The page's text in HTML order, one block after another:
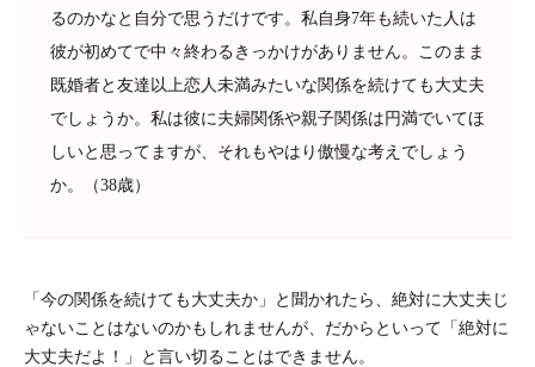
るのかなと自分で思うだけです。私自身7年も続いた人は
彼が初めてで中々終わるきっかけがありません。このまま
既婚者と友達以上恋人未満みたいな関係を続けても大丈夫
でしょうか。私は彼に夫婦関係や親子関係は円満でいてほ
しいと思ってますが、それもやはり傲慢な考えでしょう
か。（38歳）
「今の関係を続けても大丈夫か」と聞かれたら、絶対に大丈夫じ
ゃないことはないのかもしれませんが、だからといって「絶対に
大丈夫だよ！」と言い切ることはできません。